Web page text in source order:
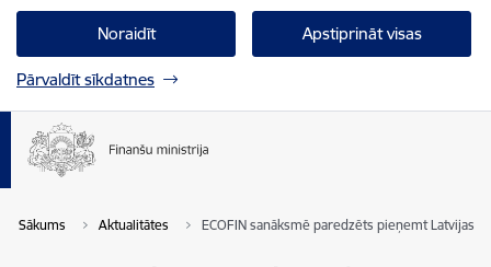
Noraidīt Apstiprināt visas
Pārvaldīt sīkdatnes
Sākums Aktualitātes ECOFIN sanāksmē paredzēts pieņemt Latvijas